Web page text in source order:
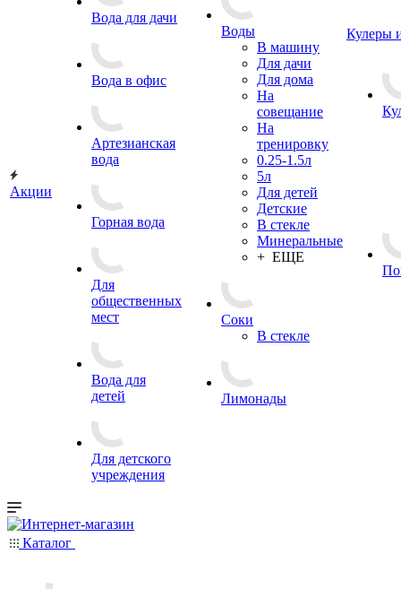
Акции
Вода для дачи
Вода в офис
Артезианская
вода
Горная вода
Для
общественных
мест
Вода для
детей
Для детского
учреждения
Воды
В машину
Для дачи
Для дома
На
совещание
На
тренировку
0.25-1.5л
5л
Для детей
Детские
В стекле
Минеральные
+ ЕЩЕ
Соки
В стекле
Лимонады
Кулеры
Каталог